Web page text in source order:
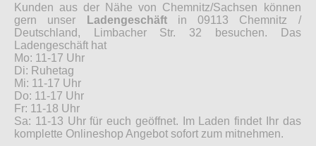
Kunden aus der Nähe von Chemnitz/Sachsen können
gern unser
Ladengeschäftin 09113 Chemnitz /
Deutschland, Limbacher Str. 32 besuchen. Das
Ladengeschäft hat
Mo: 11-17 Uhr
Di: Ruhetag
Mi: 11-17 Uhr
Do: 11-17 Uhr
Fr: 11-18 Uhr
Sa: 11-13 Uhr für euch geöffnet. Im Laden findet Ihr das
komplette Onlineshop Angebot sofort zum mitnehmen.